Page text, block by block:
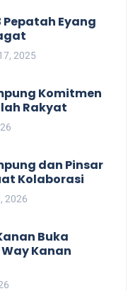
Eyang
2025
Komitmen
Rakyat
dan Pinsar
Kolaborasi
2026
Buka
Way Kanan